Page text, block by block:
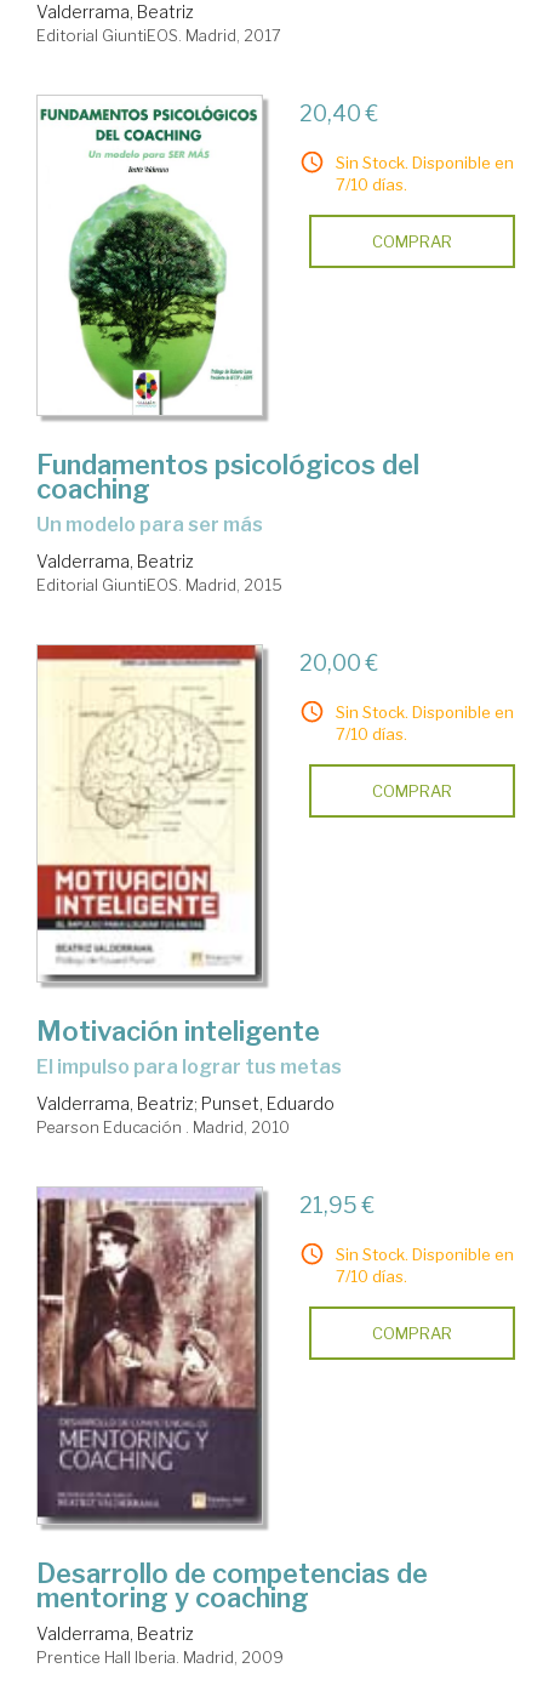
Valderrama, Beatriz
Editorial GiuntiEOS. Madrid, 2017
20,40 €
Sin Stock. Disponible en
7/10 días.
COMPRAR
Fundamentos psicológicos del
coaching
un modelo para ser más
Valderrama, Beatriz
Editorial GiuntiEOS. Madrid, 2015
20,00 €
Sin Stock. Disponible en
7/10 días.
COMPRAR
Motivación inteligente
el impulso para lograr tus metas
Valderrama, Beatriz; Punset, Eduardo
Pearson Educación . Madrid, 2010
21,95 €
Sin Stock. Disponible en
7/10 días.
COMPRAR
Desarrollo de competencias de
mentoring y coaching
Valderrama, Beatriz
Prentice Hall Iberia. Madrid, 2009